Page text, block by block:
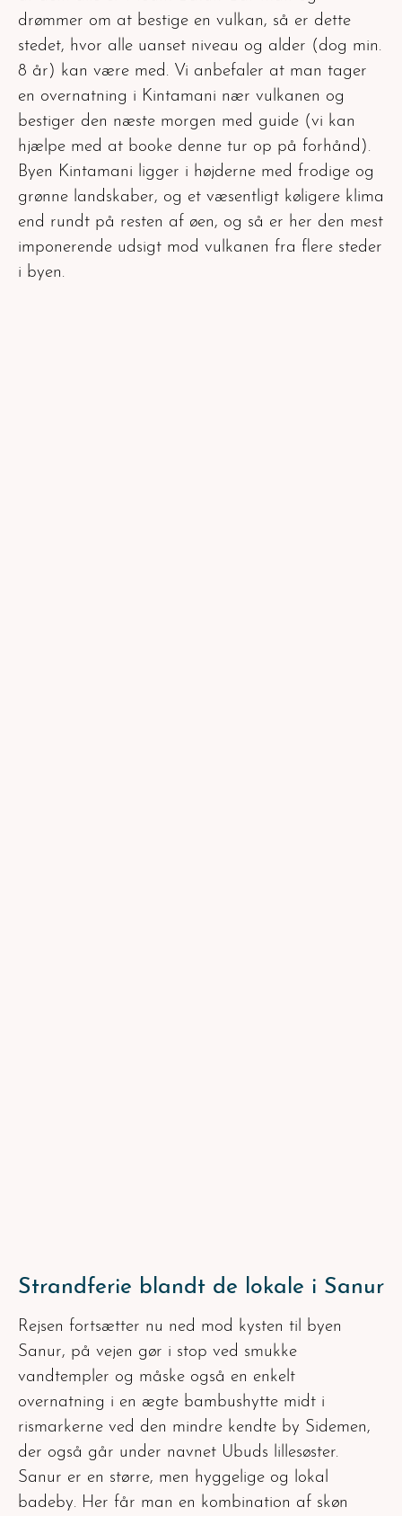
drømmer om at bestige en vulkan, så er dette
stedet, hvor alle uanset niveau og alder (dog min.
8 år) kan være med. Vi anbefaler at man tager
en overnatning i Kintamani nær vulkanen og
bestiger den næste morgen med guide (vi kan
hjælpe med at booke denne tur op på forhånd).
Byen Kintamani ligger i højderne med frodige og
grønne landskaber, og et væsentligt køligere klima
end rundt på resten af øen, og så er her den mest
imponerende udsigt mod vulkanen fra flere steder
i byen.
Strandferie blandt de lokale i Sanur
Rejsen fortsætter nu ned mod kysten til byen
Sanur, på vejen gør i stop ved smukke
vandtempler og måske også en enkelt
overnatning i en ægte bambushytte midt i
rismarkerne ved den mindre kendte by Sidemen,
der også går under navnet Ubuds lillesøster.
Sanur er en større, men hyggelige og lokal
badeby. Her får man en kombination af skøn